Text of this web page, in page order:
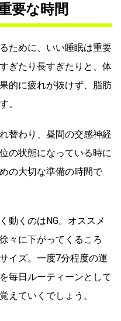
要な時間
ために、いい睡眠は重要
ぎたり長すぎたりと、体
的に疲れが抜けず、脂肪
。
替わり、昼間の交感神経
の状態になっている時に
の大切な準備の時間で
動くのはNG。オススメ
々に下がってくるころ
イズ。一度7分程度の運
毎日ルーティーンとして
えていくでしょう。